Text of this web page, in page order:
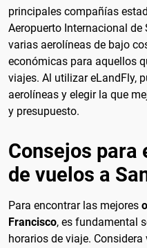
principales compañías
Aeropuerto Internacional de
varias aerolíneas de bajo
económicas para aquellos
viajes. Al utilizar eLandFly,
aerolíneas y elegir la que
y presupuesto.
Consejos
de vuelos a
Para encontrar las mejores
Francisco, es fundamental
horarios de viaje.